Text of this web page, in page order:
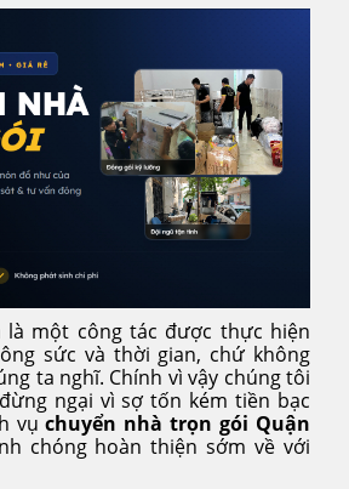
là một công tác được thực hiện
sức và thời gian, chứ không
ta nghĩ. Chính vì vậy chúng tôi
ngại vì sợ tốn kém tiền bạc
vụchuyển nhà trọn gói Quận
chóng hoàn thiện sớm về với